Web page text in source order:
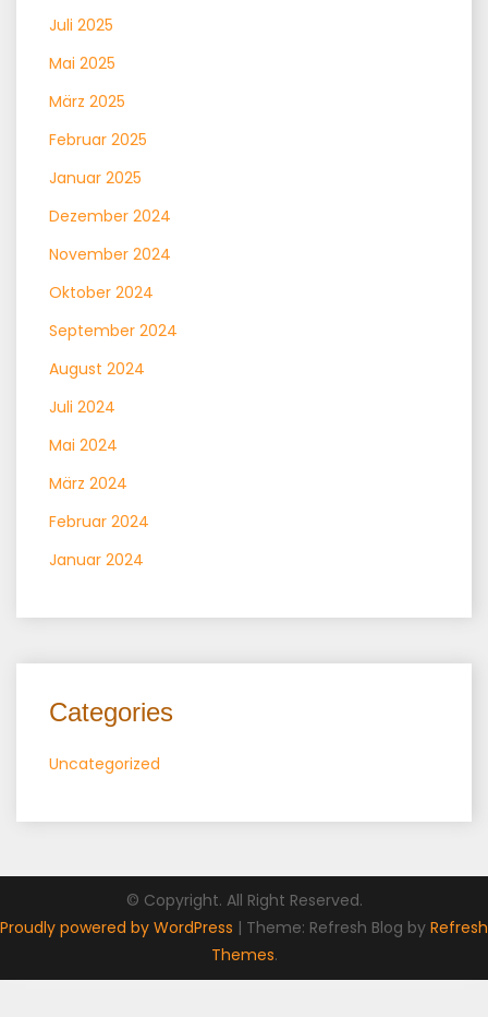
Juli 2025
Mai 2025
März 2025
Februar 2025
Januar 2025
Dezember 2024
November 2024
Oktober 2024
September 2024
August 2024
Juli 2024
Mai 2024
März 2024
Februar 2024
Januar 2024
Categories
Uncategorized
© Copyright. All Right Reserved.
Proudly powered by WordPress | Theme: Refresh Blog by Refresh
Themes.